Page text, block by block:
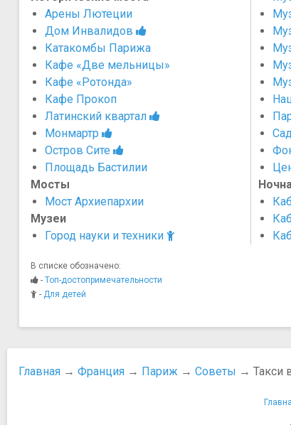
Арены Лютеции
Дом Инвалидов
Катакомбы Парижа
Кафе «Две мельницы»
Кафе «Ротонда»
Кафе Прокоп
Латинский квартал
Монмартр
Остров Сите
Площадь Бастилии
Мосты
Мост Архиепархии
Музеи
Город науки и техники
В списке обозначено:
- Топ-достопримечательности
- Для детей
Главная → Франция → Париж → Советы → Такси